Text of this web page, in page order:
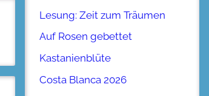
Lesung: Zeit zum Träumen
Auf Rosen gebettet
Kastanienblüte
Costa Blanca 2026